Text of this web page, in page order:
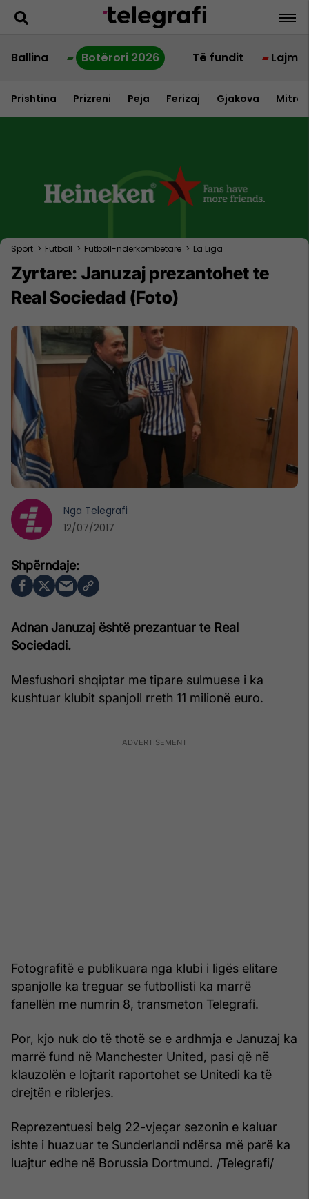
Ballina Botërori 2026 Të fundit Lajme
Prishtina Prizreni Peja Ferizaj Gjakova
Sport > Futboll > Futboll-nderkombetare > La Liga
Zyrtare: Januzaj prezantohet te
Real Sociedad (Foto)
Adnan Januzaj është prezantuar te Real
Sociedadi.
Mesfushori shqiptar me tipare sulmuese i ka
kushtuar klubit spanjoll rreth 11 milionë euro.
Fotografitë e publikuara nga klubi i ligës elitare
spanjolle ka treguar se futbollisti ka marrë
fanellën me numrin 8, transmeton Telegrafi.
Por, kjo nuk do të thotë se e ardhmja e Januzaj ka
marrë fund në Manchester United, pasi që në
klauzolën e lojtarit raportohet se Unitedi ka të
drejtën e riblerjes.
Reprezentuesi belg 22-vjeçar sezonin e kaluar
ishte i huazuar te Sunderlandi ndërsa më parë ka
luajtur edhe në Borussia Dortmund. /Telegrafi/
Nga Telegrafi
12/07/2017